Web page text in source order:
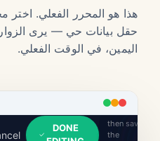
هذا هو المحرر الفعلي. اختر
حقل بيانات حي — يرى
اليمين، في الوقت الفعلي.